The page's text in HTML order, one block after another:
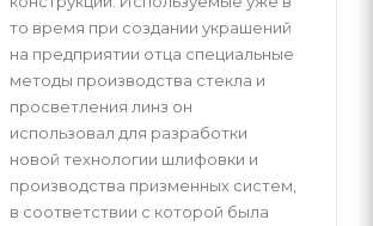
то время при создании украшений
на предприятии отца специальные
методы производства стекла и
просветления линз он
использовал для разработки
новой технологии шлифовки и
производства призменных систем,
в соответствии с которой была